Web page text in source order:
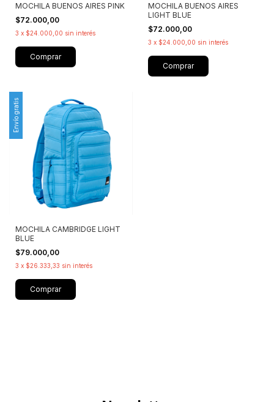
MOCHILA BUENOS AIRES PINK
$72.000,00
3 x $24.000,00 sin interés
Comprar
MOCHILA BUENOS AIRES
LIGHT BLUE
$72.000,00
3 x $24.000,00 sin interés
Comprar
Envío gratis
MOCHILA CAMBRIDGE LIGHT
BLUE
$79.000,00
3 x $26.333,33 sin interés
Comprar